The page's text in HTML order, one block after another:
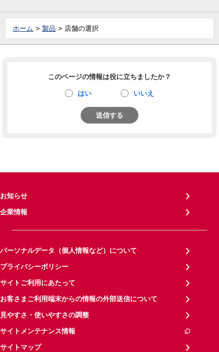
ホーム 製品 店舗の選択
このページの情報は役に立ちましたか？
はい いいえ
送信する
お知らせ
企業情報
パーソナルデータ（個人情報など）について
プライバシーポリシー
サイトご利用にあたって
お客さまご利用端末からの情報の外部送信について
見やすさ・使いやすさの調整
サイトメンテナンス情報
サイトマップ